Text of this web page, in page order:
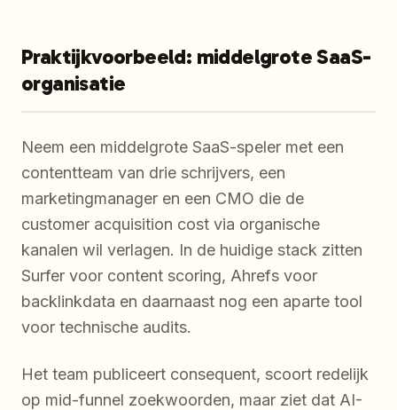
Praktijkvoorbeeld: middelgrote SaaS-
organisatie
Neem een middelgrote SaaS-speler met een
contentteam van drie schrijvers, een
marketingmanager en een CMO die de
customer acquisition cost via organische
kanalen wil verlagen. In de huidige stack zitten
Surfer voor content scoring, Ahrefs voor
backlinkdata en daarnaast nog een aparte tool
voor technische audits.
Het team publiceert consequent, scoort redelijk
op mid-funnel zoekwoorden, maar ziet dat AI-